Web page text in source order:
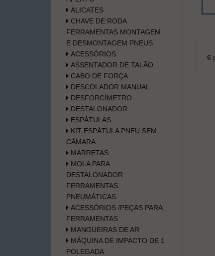
ALICATES
CHAVE DE RODA
FERRAMENTAS MONTAGEM
E DESMONTAGEM PNEUS
ACESSÓRIOS
ASSENTADOR DE TALÃO
CABO DE FORÇA
DESCOLADOR MANUAL
DESFORCÍMETRO
DESTALONADOR
ESPÁTULAS
KIT ESPÁTULA PNEU SEM
CÂMARA
MARRETAS
MOLA PARA
DESTALONADOR
FERRAMENTAS
PNEUMÁTICAS
ACESSÓRIOS /PEÇAS PARA
FERRAMENTAS
MANGUEIRAS DE AR
MÁQUINA DE IMPACTO DE 1
POLEGADA
6